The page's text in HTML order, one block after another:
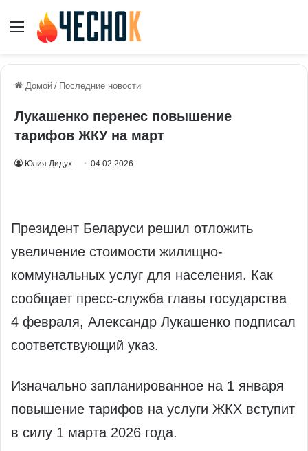
Меню
Домой / Последние новости
Лукашенко перенес повышение
тарифов ЖКУ на март
Юлия Дидух 04.02.2026
Президент Беларуси решил отложить
увеличение стоимости жилищно-
коммунальных услуг для населения. Как
сообщает пресс-служба главы государства
4 февраля, Александр Лукашенко подписал
соответствующий указ.
Изначально запланированное на 1 января
повышение тарифов на услуги ЖКХ вступит
в силу 1 марта 2026 года.